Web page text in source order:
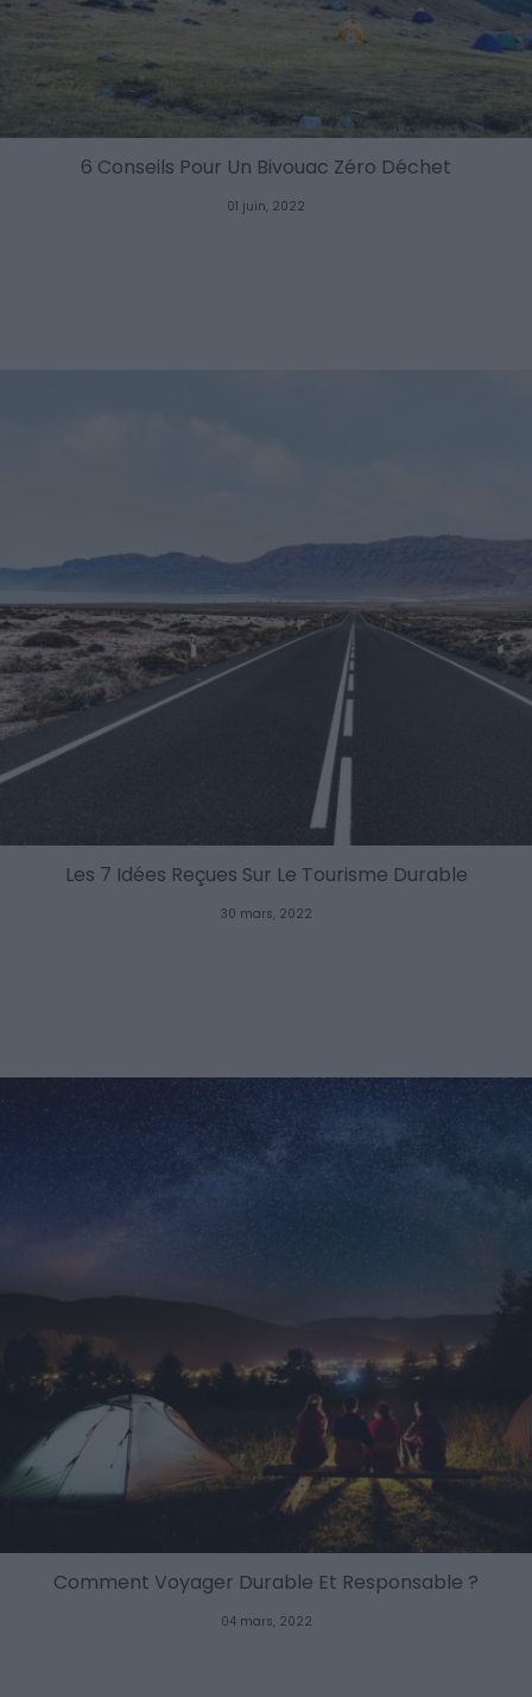
6 Conseils Pour Un Bivouac Zéro Déchet
01 juin, 2022
Les 7 Idées Reçues Sur Le Tourisme Durable
30 mars, 2022
Comment Voyager Durable Et Responsable ?
04 mars, 2022